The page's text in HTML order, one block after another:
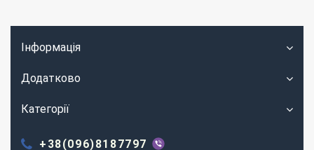
Інформація
Додатково
Категорії
+38(096)8187797